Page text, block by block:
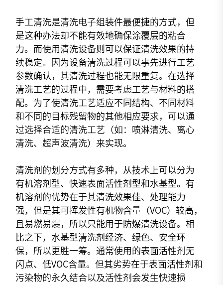
手工清洗是清洗电子组装件最便捷的方式，但
是这种办法却不能有效地确保涂覆层的粘合
力。而使用清洗设备则可以保证清洗效果的持
续稳定。因为设备清洗过程可以事先进行工艺
参数确认，其清洗过程也能无限重复。在选择
清洗工艺的过程中，需要考虑工艺与材料的搭
配。为了使清洗工艺适应不同结构、不同材料
和不同的目标残留物的其他相应要求，可以通
过选择合适的清洗工艺（如：喷淋清洗、离心
清洗、超声波清洗）来实现。
清洗剂的划分方式有多种，从技术上可以分为
有机溶剂型、快速表面活性剂型和水基型。有
机溶剂的优势在于其清洗效果佳、处理能力
强，但是其可挥发性有机物含量（VOC）较高，
且易燃易爆，所以只能用于防爆清洗设备。相
比之下，水基型清洗剂经济、绿色、安全环
保，所以更胜一筹。通常使用的表面活性剂无
闪点、低VOC含量。但其劣势在于表面活性剂和
污染物的永久结合以及活性剂会发生快速损